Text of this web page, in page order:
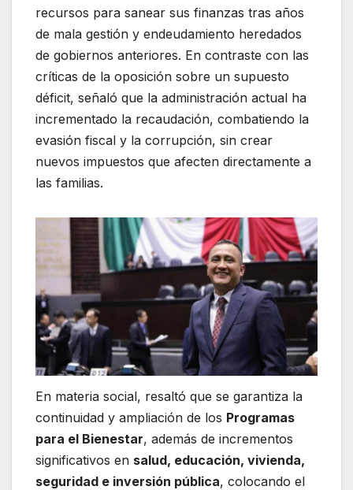
recursos para sanear sus finanzas tras años
de mala gestión y endeudamiento heredados
de gobiernos anteriores. En contraste con las
críticas de la oposición sobre un supuesto
déficit, señaló que la administración actual ha
incrementado la recaudación, combatiendo la
evasión fiscal y la corrupción, sin crear
nuevos impuestos que afecten directamente a
las familias.
En materia social, resaltó que se garantiza la
continuidad y ampliación de los Programas
para el Bienestar, además de incrementos
significativos en salud, educación, vivienda,
seguridad e inversión pública, colocando el